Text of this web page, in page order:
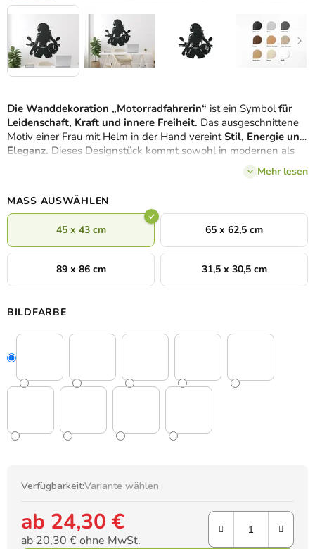
Die Wanddekoration „Motorradfahrerin“ ist ein Symbolfür
Leidenschaft, Kraft und innere Freiheit. Das ausgeschnittene
Motiv einer Frau mit Helm in der Hand vereintStil, Energie und
Eleganz. Dieses Designstück kommt sowohl in modernen als
auch in industriellen Räumen zur Geltung und zieht sofort alle
mehreren Farbvariantenund
ergänzen Sie Ihre Einrichtung mit einer Dekoration mit
Persönlichkeit.
Mehr lesen
MASS AUSWÄHLEN
45 x 43 cm 65 x 62,5 cm
89 x 86 cm 31,5 x 30,5 cm
BILDFARBE
Verfügbarkeit:Variante wählen
ab 24,30 €
ab 20,30 €ohne MwSt.